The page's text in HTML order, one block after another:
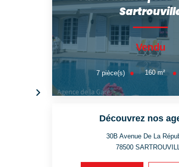
Vendu
7pièce(s) 160m²
Découvrez nos
30B Avenue De La
78500